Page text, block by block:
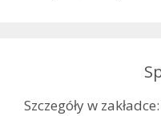
Szczegóły w